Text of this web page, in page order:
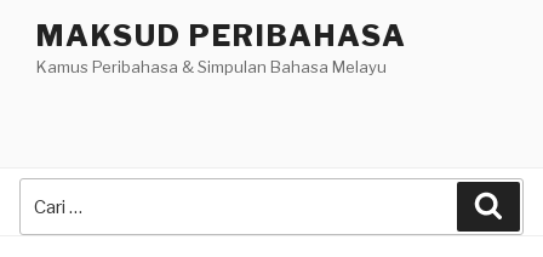
content
MAKSUD PERIBAHASA
Kamus Peribahasa & Simpulan Bahasa Melayu